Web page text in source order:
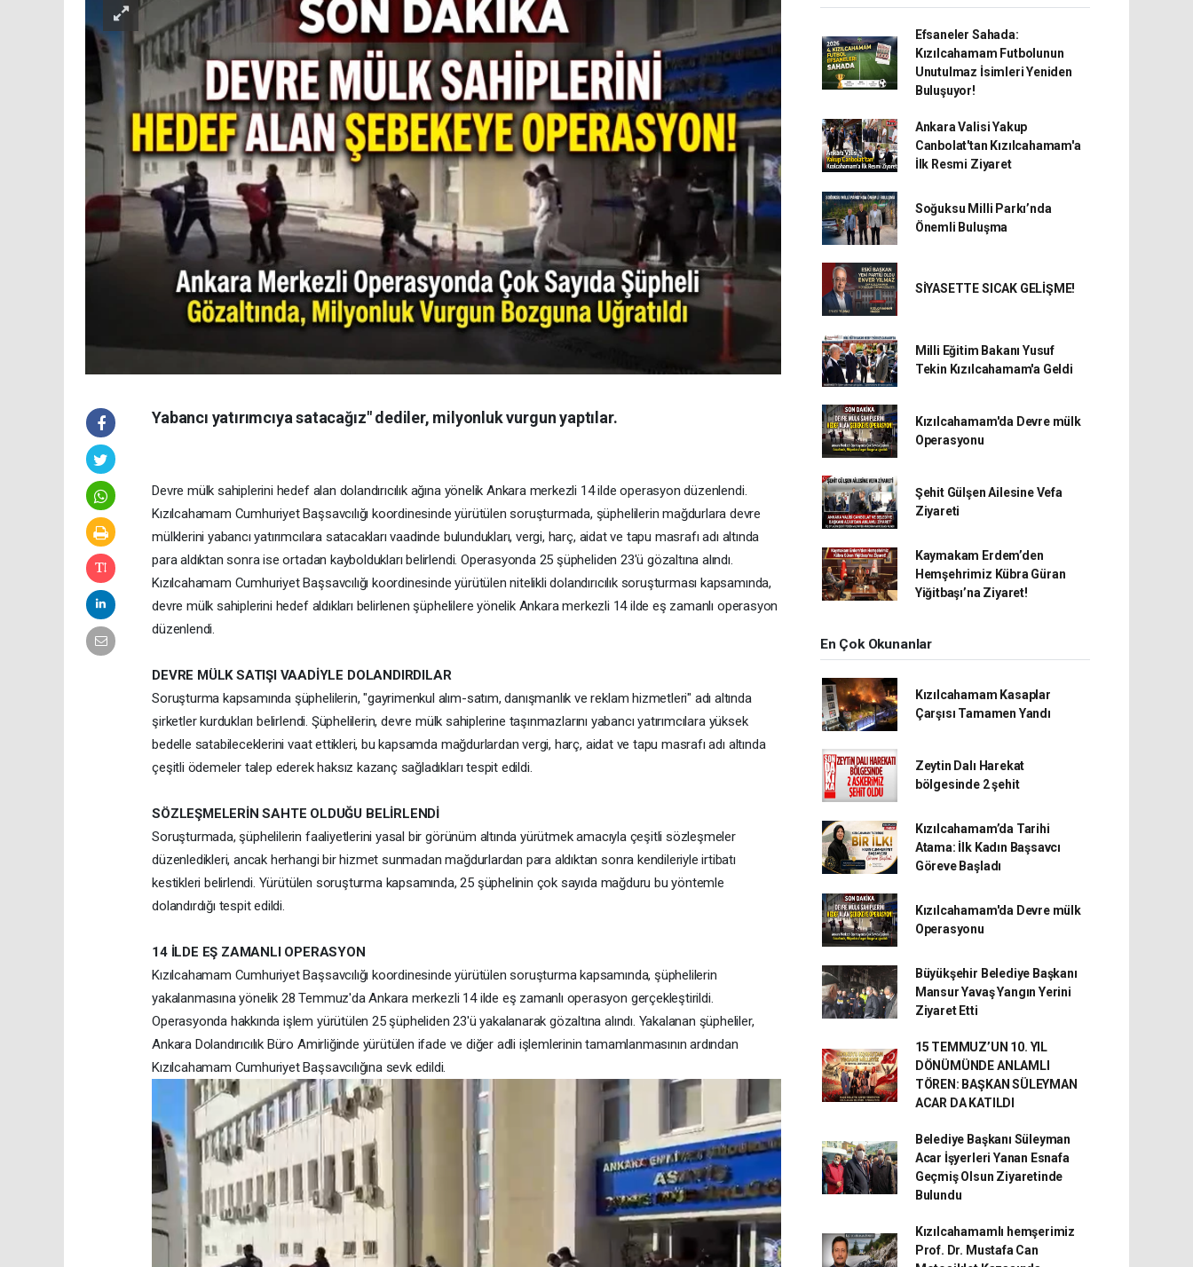
Yabancı yatırımcıya satacağız" dediler, milyonluk vurgun yaptılar.
Devre mülk sahiplerini hedef alan dolandırıcılık ağına yönelik Ankara merkezli 14 ilde operasyon düzenlendi.
Kızılcahamam Cumhuriyet Başsavcılığı koordinesinde yürütülen soruşturmada, şüphelilerin mağdurlara devre
mülklerini yabancı yatırımcılara satacakları vaadinde bulundukları, vergi, harç, aidat ve tapu masrafı adı altında
para aldıktan sonra ise ortadan kayboldukları belirlendi. Operasyonda 25 şüpheliden 23'ü gözaltına alındı.
Kızılcahamam Cumhuriyet Başsavcılığı koordinesinde yürütülen nitelikli dolandırıcılık soruşturması kapsamında,
devre mülk sahiplerini hedef aldıkları belirlenen şüphelilere yönelik Ankara merkezli 14 ilde eş zamanlı operasyon
düzenlendi.
DEVRE MÜLK SATIŞI VAADİYLE DOLANDIRDILAR
Soruşturma kapsamında şüphelilerin, "gayrimenkul alım-satım, danışmanlık ve reklam hizmetleri" adı altında
şirketler kurdukları belirlendi. Şüphelilerin, devre mülk sahiplerine taşınmazlarını yabancı yatırımcılara yüksek
bedelle satabileceklerini vaat ettikleri, bu kapsamda mağdurlardan vergi, harç, aidat ve tapu masrafı adı altında
çeşitli ödemeler talep ederek haksız kazanç sağladıkları tespit edildi.
SÖZLEŞMELERİN SAHTE OLDUĞU BELİRLENDİ
Soruşturmada, şüphelilerin faaliyetlerini yasal bir görünüm altında yürütmek amacıyla çeşitli sözleşmeler
düzenledikleri, ancak herhangi bir hizmet sunmadan mağdurlardan para aldıktan sonra kendileriyle irtibatı
kestikleri belirlendi. Yürütülen soruşturma kapsamında, 25 şüphelinin çok sayıda mağduru bu yöntemle
dolandırdığı tespit edildi.
14 İLDE EŞ ZAMANLI OPERASYON
Kızılcahamam Cumhuriyet Başsavcılığı koordinesinde yürütülen soruşturma kapsamında, şüphelilerin
yakalanmasına yönelik 28 Temmuz'da Ankara merkezli 14 ilde eş zamanlı operasyon gerçekleştirildi.
Operasyonda hakkında işlem yürütülen 25 şüpheliden 23'ü yakalanarak gözaltına alındı. Yakalanan şüpheliler,
Ankara Dolandırıcılık Büro Amirliğinde yürütülen ifade ve diğer adli işlemlerinin tamamlanmasının ardından
Kızılcahamam Cumhuriyet Başsavcılığına sevk edildi.
Efsaneler Sahada:
Kızılcahamam Futbolunun
Unutulmaz İsimleri Yeniden
Buluşuyor!
Ankara Valisi Yakup
Canbolat'tan Kızılcahamam'a
İlk Resmi Ziyaret
Soğuksu Milli Parkı’nda
Önemli Buluşma
SİYASETTE SICAK GELİŞME!
Milli Eğitim Bakanı Yusuf
Tekin Kızılcahamam'a Geldi
Kızılcahamam'da Devre mülk
Operasyonu
Şehit Gülşen Ailesine Vefa
Ziyareti
Kaymakam Erdem’den
Hemşehrimiz Kübra Güran
Yiğitbaşı’na Ziyaret!
En Çok Okunanlar
Kızılcahamam Kasaplar
Çarşısı Tamamen Yandı
Zeytin Dalı Harekat
bölgesinde 2 şehit
Kızılcahamam’da Tarihi
Atama: İlk Kadın Başsavcı
Göreve Başladı
Kızılcahamam'da Devre mülk
Operasyonu
Büyükşehir Belediye Başkanı
Mansur Yavaş Yangın Yerini
Ziyaret Etti
15 TEMMUZ’UN 10. YIL
DÖNÜMÜNDE ANLAMLI
TÖREN: BAŞKAN SÜLEYMAN
ACAR DA KATILDI
Belediye Başkanı Süleyman
Acar İşyerleri Yanan Esnafa
Geçmiş Olsun Ziyaretinde
Bulundu
Kızılcahamamlı hemşerimiz
Prof. Dr. Mustafa Can